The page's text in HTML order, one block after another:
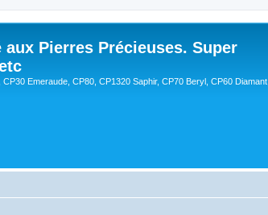
Pierres Précieuses. Super
Emeraude, CP80, CP1320 Saphir, CP70 Beryl, CP60 Diamant,